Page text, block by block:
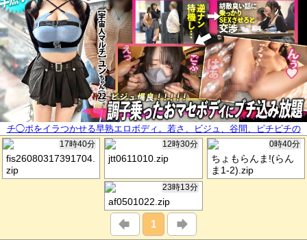
チ◯ポをイラつかせる早熟エロボディ。若さ、ビジュ、谷間、ピチピチの
生脚…自分の魅せ方をわかってる小娘ww舐められたもんです。もちろんつ
いてって、テキト～に乗っかって陥落させます。おマセボディにブチ込み
放題。壊れた蛇口みたいな潮吹いてて、その気になるのが早い雑魚マンで
したww：case.67
17時40分
fis26080317391704.
zip
12時30分
jtt0611010.zip
0時40分
ちょもらんま!(らん
ま1-2).zip
23時13分
af0501022.zip
1